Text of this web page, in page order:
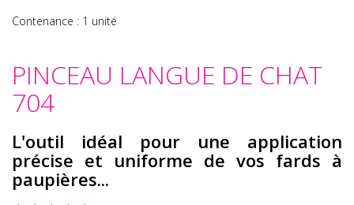
Contenance : 1 unité
PINCEAU LANGUE DE CHAT
704
L'outil idéal pour une application
précise et uniforme de vos fards à
paupières...